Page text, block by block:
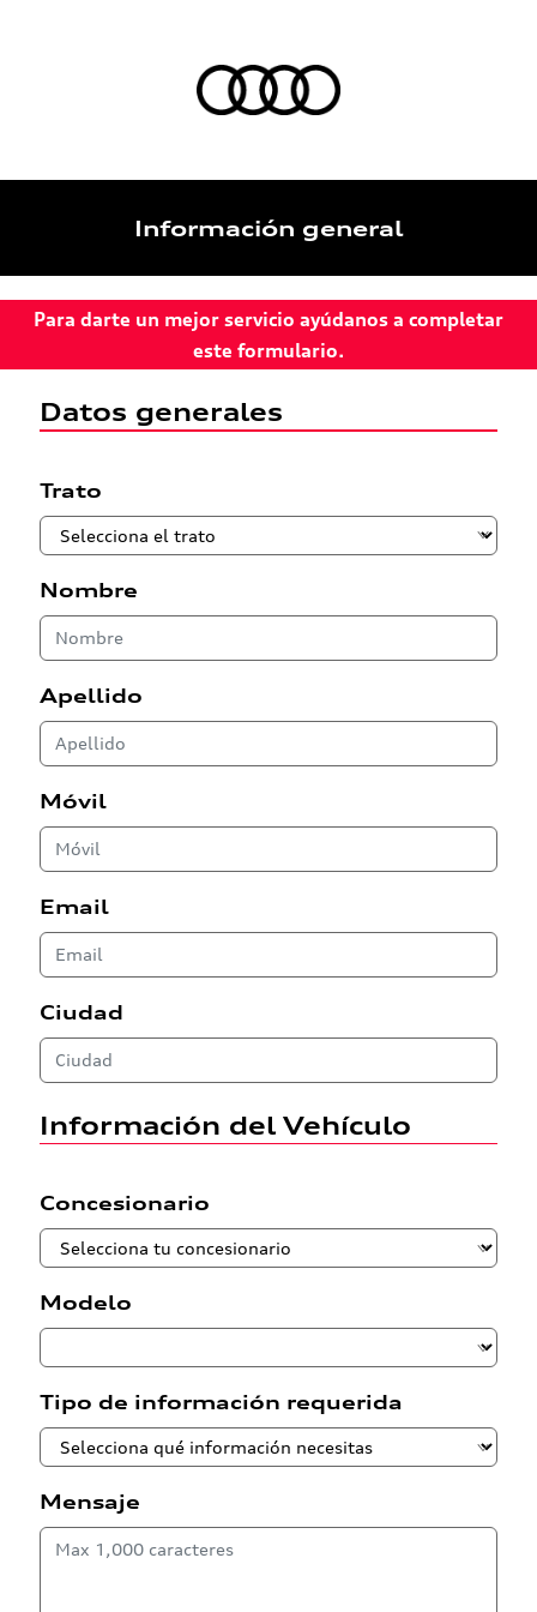
Información general
Para darte un mejor servicio ayúdanos a completar
este formulario.
Datos generales
Trato
Nombre
Apellido
Móvil
Email
Ciudad
Información del Vehículo
Concesionario
Modelo
Tipo de información requerida
Mensaje